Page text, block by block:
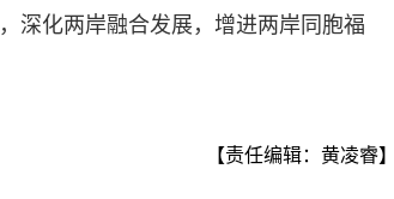
深化两岸融合发展，增进两岸同胞福
【责任编辑：黄凌睿】